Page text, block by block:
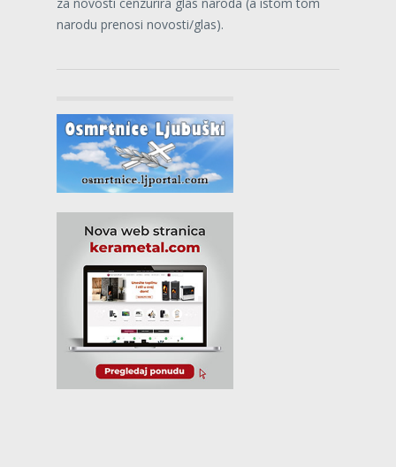
za novosti cenzurira glas naroda (a istom tom
narodu prenosi novosti/glas).